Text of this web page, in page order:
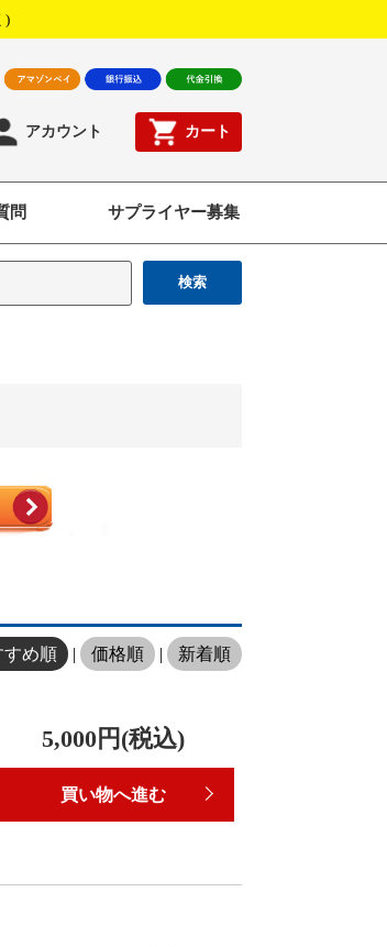
)
アカウント カート
問 サプライヤー募集
検索
すめ順 | 価格順 | 新着順
5,000円(税込)
買い物へ進む